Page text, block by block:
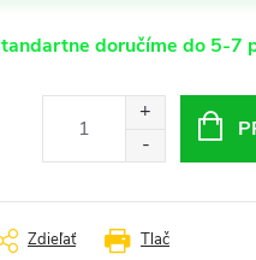
doručíme do 5-7
Tlač
Zdieľať